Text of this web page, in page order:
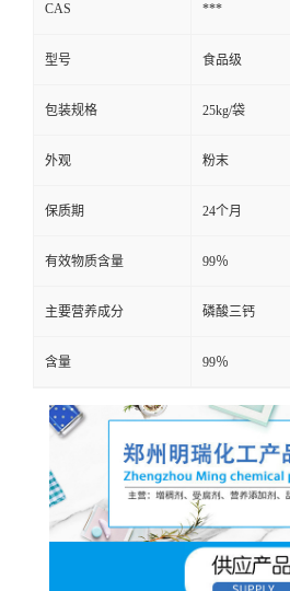
CAS ***
型号 食品级
包装规格 25kg/袋
外观 粉末
保质期 24个月
有效物质含量 99％
主要营养成分 磷酸三钙
含量 99％